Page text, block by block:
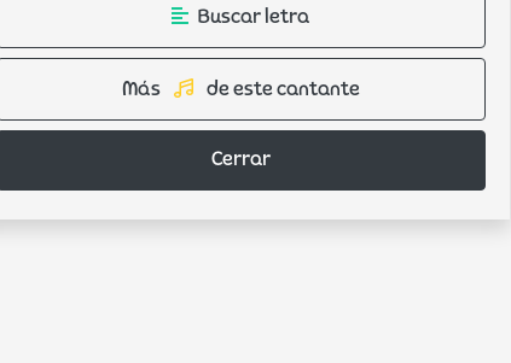
Buscar letra
Más de este cantante
Cerrar